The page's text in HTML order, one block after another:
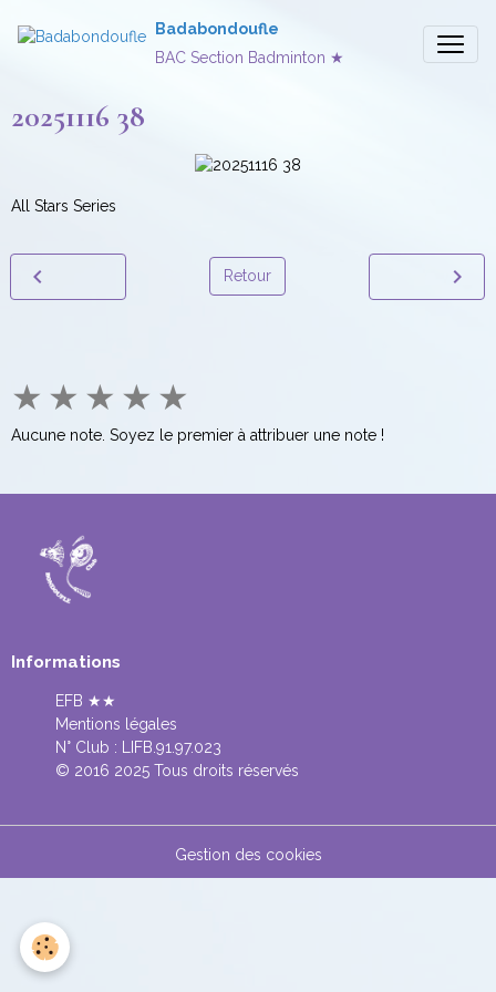
Badabondoufle
BAC Section Badminton ★
20251116 38
All Stars Series
Retour
★ ★ ★ ★ ★
Aucune note. Soyez le premier à attribuer une note !
Informations
EFB ★★
Mentions légales
N° Club :
LIFB.91.97.023
© 2016 2025 Tous droits réservés
Gestion des cookies